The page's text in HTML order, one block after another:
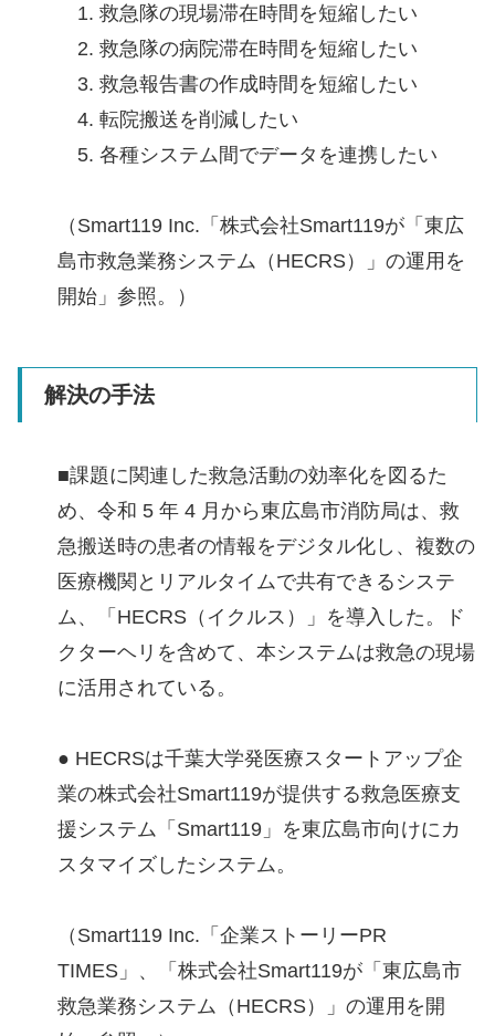
1. 救急隊の現場滞在時間を短縮したい
2. 救急隊の病院滞在時間を短縮したい
3. 救急報告書の作成時間を短縮したい
4. 転院搬送を削減したい
5. 各種システム間でデータを連携したい
（Smart119 Inc.「株式会社Smart119が「東広
島市救急業務システム（HECRS）」の運用を
開始」参照。）
解決の手法
■課題に関連した救急活動の効率化を図るた
め、令和 5 年 4 月から東広島市消防局は、救
急搬送時の患者の情報をデジタル化し、複数の
医療機関とリアルタイムで共有できるシステ
ム、「HECRS（イクルス）」を導入した。ド
クターヘリを含めて、本システムは救急の現場
に活用されている。
● HECRSは千葉大学発医療スタートアップ企
業の株式会社Smart119が提供する救急医療支
援システム「Smart119」を東広島市向けにカ
スタマイズしたシステム。
（Smart119 Inc.「企業ストーリーPR
TIMES」、「株式会社Smart119が「東広島市
救急業務システム（HECRS）」の運用を開